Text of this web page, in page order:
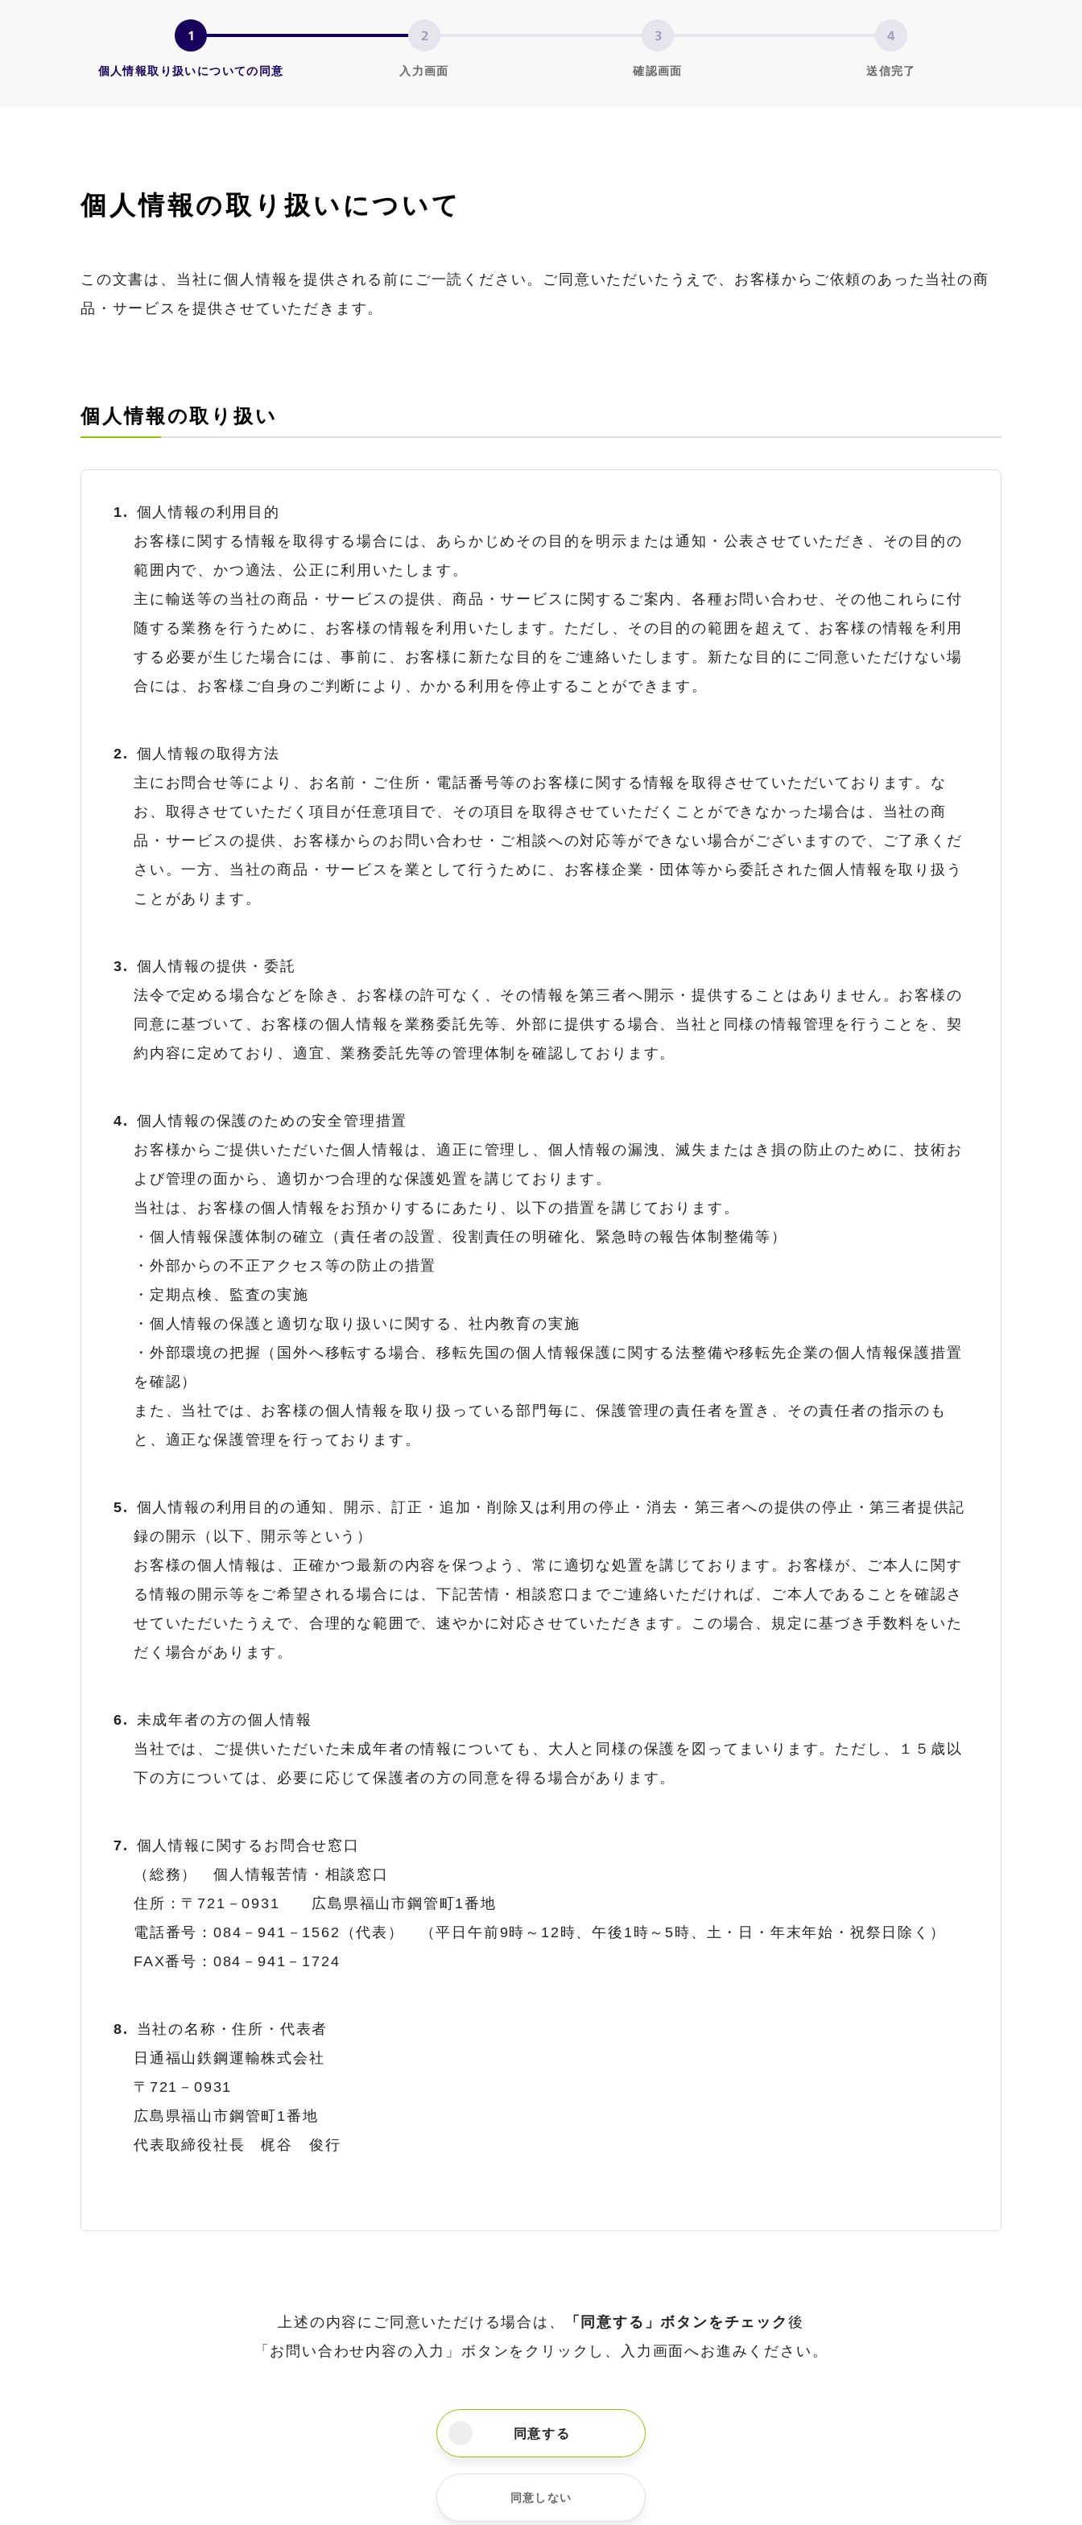
個人情報取り扱いについての同意 入力画面 確認画面 送信完了
個人情報の取り扱いについて
この文書は、当社に個人情報を提供される前にご一読ください。ご同意いただいたうえで、お客様からご依頼のあった当社の商
品・サービスを提供させていただきます。
個人情報の取り扱い
個人情報の利用目的
お客様に関する情報を取得する場合には、あらかじめその目的を明示または通知・公表させていただき、その目的の
範囲内で、かつ適法、公正に利用いたします。
主に輸送等の当社の商品・サービスの提供、商品・サービスに関するご案内、各種お問い合わせ、その他これらに付
随する業務を行うために、お客様の情報を利用いたします。ただし、その目的の範囲を超えて、お客様の情報を利用
する必要が生じた場合には、事前に、お客様に新たな目的をご連絡いたします。新たな目的にご同意いただけない場
合には、お客様ご自身のご判断により、かかる利用を停止することができます。
個人情報の取得方法
主にお問合せ等により、お名前・ご住所・電話番号等のお客様に関する情報を取得させていただいております。な
お、取得させていただく項目が任意項目で、その項目を取得させていただくことができなかった場合は、当社の商
品・サービスの提供、お客様からのお問い合わせ・ご相談への対応等ができない場合がございますので、ご了承くだ
さい。一方、当社の商品・サービスを業として行うために、お客様企業・団体等から委託された個人情報を取り扱う
ことがあります。
個人情報の提供・委託
法令で定める場合などを除き、お客様の許可なく、その情報を第三者へ開示・提供することはありません。お客様の
同意に基づいて、お客様の個人情報を業務委託先等、外部に提供する場合、当社と同様の情報管理を行うことを、契
約内容に定めており、適宜、業務委託先等の管理体制を確認しております。
個人情報の保護のための安全管理措置
お客様からご提供いただいた個人情報は、適正に管理し、個人情報の漏洩、滅失またはき損の防止のために、技術お
よび管理の面から、適切かつ合理的な保護処置を講じております。
当社は、お客様の個人情報をお預かりするにあたり、以下の措置を講じております。
・個人情報保護体制の確立（責任者の設置、役割責任の明確化、緊急時の報告体制整備等）
・外部からの不正アクセス等の防止の措置
・定期点検、監査の実施
・個人情報の保護と適切な取り扱いに関する、社内教育の実施
・外部環境の把握（国外へ移転する場合、移転先国の個人情報保護に関する法整備や移転先企業の個人情報保護措置
を確認）
また、当社では、お客様の個人情報を取り扱っている部門毎に、保護管理の責任者を置き、その責任者の指示のも
と、適正な保護管理を行っております。
個人情報の利用目的の通知、開示、訂正・追加・削除又は利用の停止・消去・第三者への提供の停止・第三者提供記
録の開示（以下、開示等という）
お客様の個人情報は、正確かつ最新の内容を保つよう、常に適切な処置を講じております。お客様が、ご本人に関す
る情報の開示等をご希望される場合には、下記苦情・相談窓口までご連絡いただければ、ご本人であることを確認さ
せていただいたうえで、合理的な範囲で、速やかに対応させていただきます。この場合、規定に基づき手数料をいた
だく場合があります。
未成年者の方の個人情報
当社では、ご提供いただいた未成年者の情報についても、大人と同様の保護を図ってまいります。ただし、１５歳以
下の方については、必要に応じて保護者の方の同意を得る場合があります。
個人情報に関するお問合せ窓口
（総務） 個人情報苦情・相談窓口
住所：〒721－0931 広島県福山市鋼管町1番地
電話番号：084－941－1562（代表） （平日午前9時～12時、午後1時～5時、土・日・年末年始・祝祭日除く）
FAX番号：084－941－1724
当社の名称・住所・代表者
日通福山鉄鋼運輸株式会社
〒721－0931
広島県福山市鋼管町1番地
代表取締役社長 梶谷 俊行
上述の内容にご同意いただける場合は、 「同意する」ボタンをチェック 後
「お問い合わせ内容の入力」ボタンをクリックし、入力画面へお進みください。
同意する
同意しない